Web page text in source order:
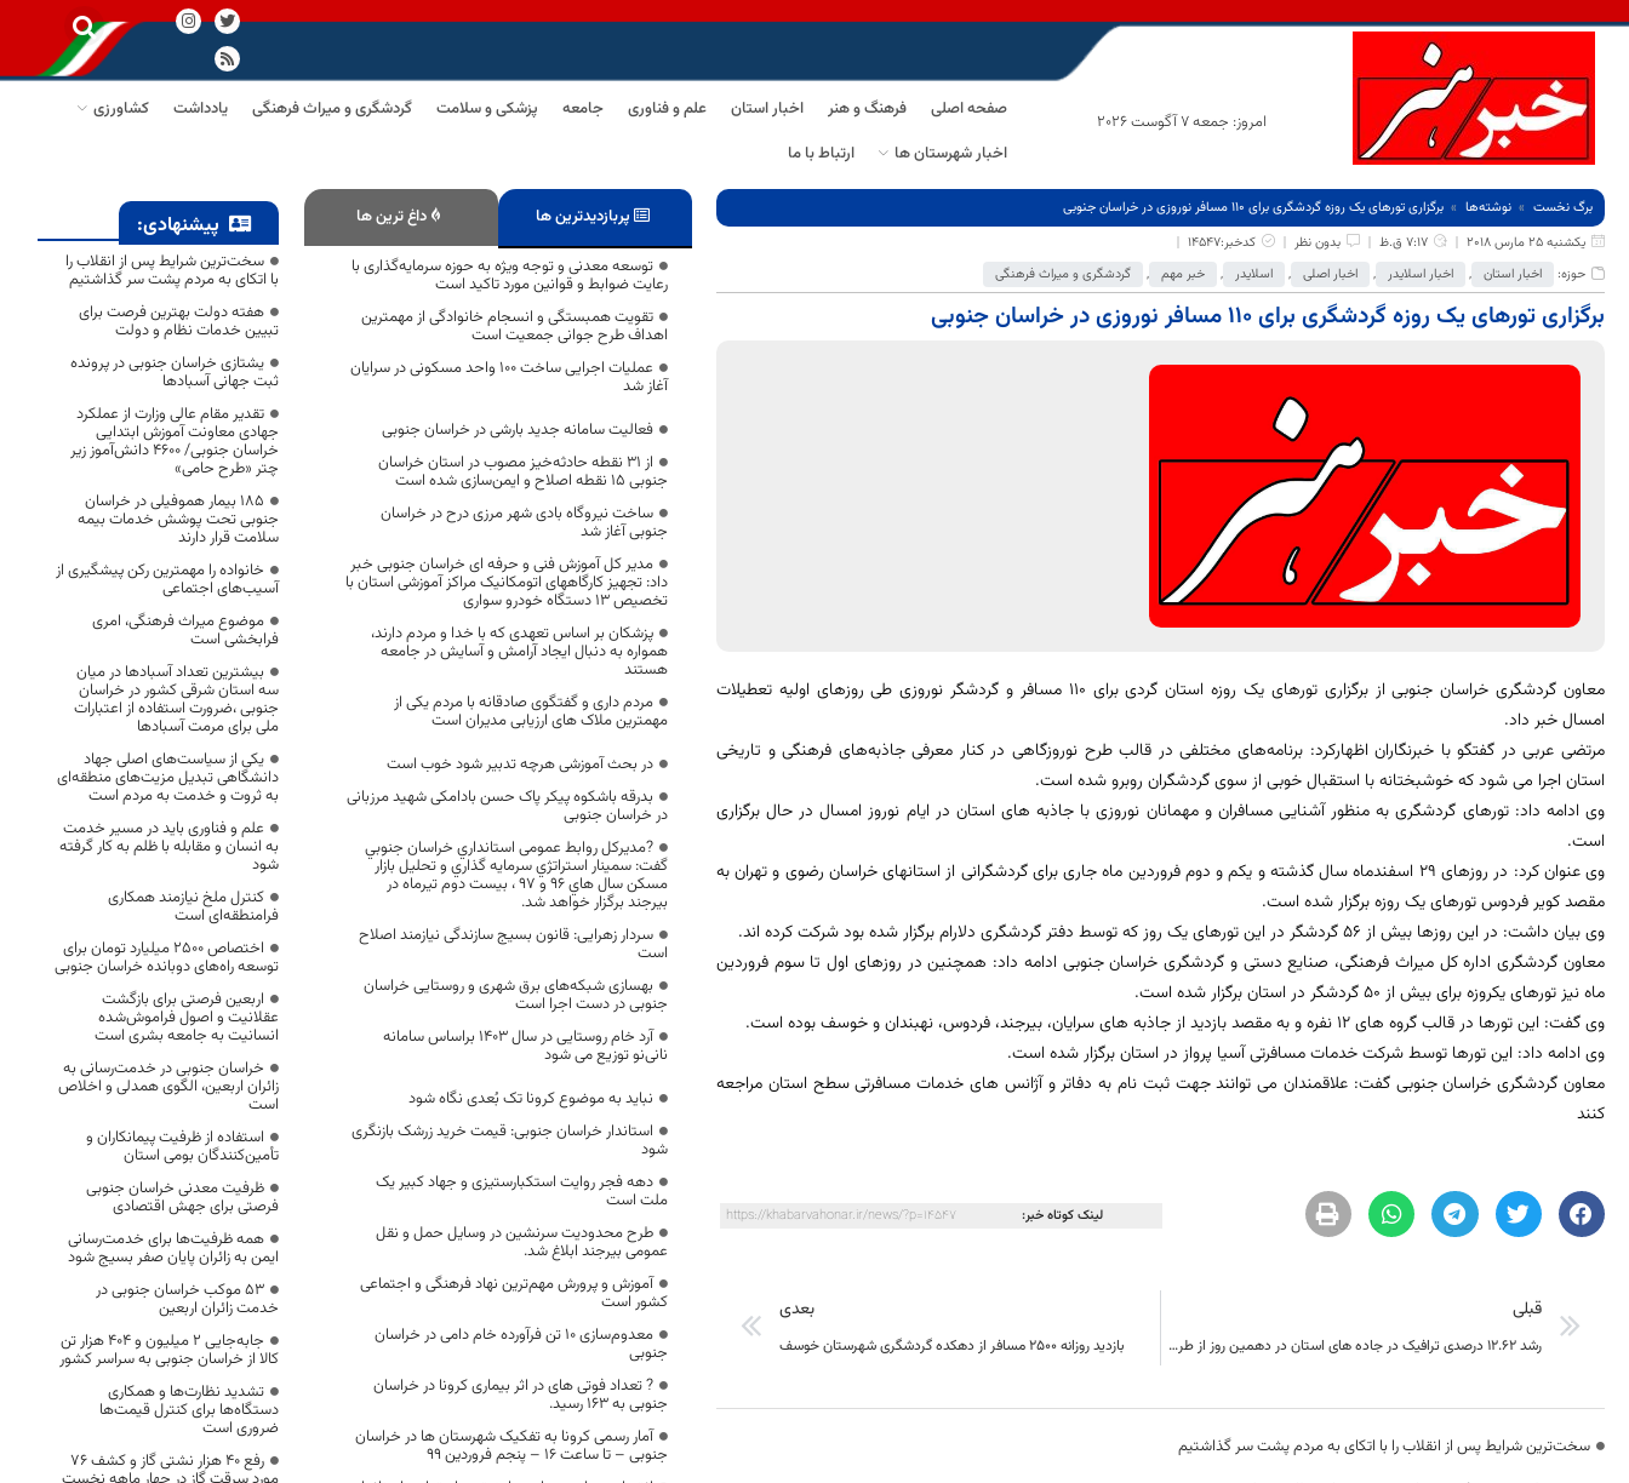
امروز: جمعه 7 آگوست 2026
صفحه اصلی فرهنگ و هنر اخبار استان علم و فناوری جامعه پزشکی و سلامت گردشگری و میراث فرهنگی یادداشت
کشاورزی
اخبار شهرستان ها
ارتباط با ما
برگ نخست نوشته‌ها
برگزاری تورهای یک روزه گردشگری برای 110 مسافر نوروزی در خراسان جنوبی
یکشنبه 25 مارس 2018
7:17 ق.ظ بدون نظر
کدخبر:14547
حوزه:
اخبار استان , اخبار اسلایدر , اخبار اصلی , اسلایدر , خبر مهم , گردشگری و میراث فرهنگی
برگزاری تورهای یک روزه گردشگری برای 110 مسافر نوروزی در خراسان جنوبی
معاون گردشگری خراسان جنوبی از برگزاری تورهای یک روزه استان گردی برای 110 مسافر و گردشگر نوروزی طی روزهای اولیه تعطیلات
امسال خبر داد.
مرتضی عربی در گفتگو با خبرنگاران اظهارکرد: برنامه‌های مختلفی در قالب طرح نوروزگاهی در کنار معرفی جاذبه‌های فرهنگی و تاریخی
استان اجرا می شود که خوشبختانه با استقبال خوبی از سوی گردشگران روبرو شده است.
وی ادامه داد: تورهای گردشگری به منظور آشنایی مسافران و مهمانان نوروزی با جاذبه های استان در ایام نوروز امسال در حال برگزاری
است.
وی عنوان کرد: در روزهای 29 اسفندماه سال گذشته و یکم و دوم فروردین ماه جاری برای گردشگرانی از استانهای خراسان رضوی و تهران به
مقصد کویر فردوس تورهای یک روزه برگزار شده است.
وی بیان داشت: در این روزها بیش از 56 گردشگر در این تورهای یک روز که توسط دفتر گردشگری دلارام برگزار شده بود شرکت کرده اند.
معاون گردشگری اداره کل میراث فرهنگی، صنایع دستی و گردشگری خراسان جنوبی ادامه داد: همچنین در روزهای اول تا سوم فروردین
ماه نیز تورهای یکروزه برای بیش از 50 گردشگر در استان برگزار شده است.
وی گفت: این تورها در قالب گروه های 12 نفره و به مقصد بازدید از جاذبه های سرایان، بیرجند، فردوس، نهبندان و خوسف بوده است.
وی ادامه داد: این تورها توسط شرکت خدمات مسافرتی آسیا پرواز در استان برگزار شده است.
معاون گردشگری خراسان جنوبی گفت: علاقمندان می توانند جهت ثبت نام به دفاتر و آژانس های خدمات مسافرتی سطح استان مراجعه
کنند
لینک کوتاه خبر: https://khabarvahonar.ir/news/?p=14547
قبلی
رشد 12.62 درصدی ترافیک در جاده های استان در دهمین روز از طرح نوروزی 97
بعدی
بازدید روزانه ۲۵۰۰ مسافر از دهکده گردشگری شهرستان خوسف
سخت‌ترین شرایط پس از انقلاب را با اتکای به مردم پشت سر گذاشتیم
پربازدیدترین ها داغ ترین ها
توسعه معدنی و توجه ویژه به حوزه سرمایه‌گذاری با
رعایت ضوابط و قوانین مورد تاکید است
تقویت همبستگی و انسجام خانوادگی از مهمترین
اهداف طرح جوانی جمعیت است
عملیات اجرایی ساخت ۱۰۰ واحد مسکونی در سرایان
آغاز شد
فعالیت سامانه جدید بارشی در خراسان جنوبی
از ۳۱ نقطه حادثه‌خیز مصوب در استان خراسان
جنوبی ۱۵ نقطه اصلاح و ایمن‌سازی شده است
ساخت نیروگاه بادی شهر مرزی درح در خراسان
جنوبی آغاز شد
مدیر کل آموزش فنی و حرفه ای خراسان جنوبی خبر
داد: تجهيز کارگاههای اتومکانيک مراکز آموزشی استان با
تخصيص 13 دستگاه خودرو سواری
پزشكان بر اساس تعهدی كه با خدا و مردم دارند،
همواره به دنبال ایجاد آرامش و آسایش در جامعه
هستند
مردم داری و گفتگوی صادقانه با مردم یکی از
مهمترین ملاک های ارزیابی مدیران است
در بحث آموزشی هرچه تدبیر شود خوب است
بدرقه باشکوه پیکر پاک حسن بادامکی شهید مرزبانی
در خراسان جنوبی
?مدیرکل روابط عمومی استانداري خراسان جنوبي
گفت: سمينار استراتژي سرمايه گذاري و تحليل بازار
مسكن سال هاي ۹۶ و ۹۷ ، بيست دوم تيرماه در
بيرجند برگزار خواهد شد.
سردار زهرایی: قانون بسیج سازندگی نیازمند اصلاح
است
بهسازی شبکه‌های برق شهری و روستایی خراسان
جنوبی در دست اجرا است
آرد خام روستایی در سال ۱۴۰۳ براساس سامانه
نانی‌نو توزیع می شود
نباید به موضوع کرونا تک بُعدی نگاه شود
استاندار خراسان جنوبی: قیمت خرید زرشک بازنگری
شود
دهه فجر روایت استکبارستیزی و جهاد کبیر یک
ملت است
طرح محدودیت سرنشین در وسایل حمل و نقل
عمومی بیرجند ابلاغ شد.
آموزش و پرورش مهم‌ترین نهاد فرهنگی و اجتماعی
کشور است
معدوم‌سازی 10 تن فرآورده خام دامی در خراسان
جنوبی
? تعداد فوتی های در اثر بیماری کرونا در خراسان
جنوبی به 163 رسید.
آمار رسمی کرونا به تفکیک شهرستان ها در خراسان
جنوبی – تا ساعت ۱۶ – پنجم فروردین 99
پیشنهادی:
سخت‌ترین شرایط پس از انقلاب را
با اتکای به مردم پشت سر گذاشتیم
هفته دولت بهترین فرصت برای
تبیین خدمات نظام و دولت
یشتازی خراسان جنوبی در پرونده
ثبت جهانی آسبادها
تقدیر مقام عالی وزارت از عملکرد
جهادی معاونت آموزش ابتدایی
خراسان جنوبی/ ۴۶۰۰ دانش‌آموز زیر
چتر «طرح حامی»
۱۸۵ بیمار هموفیلی در خراسان
جنوبی تحت پوشش خدمات بیمه
سلامت قرار دارند
خانواده را مهمترین رکن پیشگیری از
آسیب‌های اجتماعی
موضوع میراث فرهنگی، امری
فرابخشی است
بیشترین تعداد آسبادها در میان
سه استان شرقی کشور در خراسان
جنوبی ،ضرورت استفاده از اعتبارات
ملی برای مرمت آسبادها
یکی از سیاست‌های اصلی جهاد
دانشگاهی تبدیل مزیت‌های منطقه‌ای
به ثروت و خدمت به مردم است
علم و فناوری باید در مسیر خدمت
به انسان و مقابله با ظلم به کار گرفته
شود
کنترل ملخ نیازمند همکاری
فرامنطقه‌ای است
اختصاص 2500 میلیارد تومان برای
توسعه راه‌های دوبانده خراسان جنوبی
اربعین فرصتی برای بازگشت
عقلانیت و اصول فراموش‌شده
انسانیت به جامعه بشری است
خراسان جنوبی در خدمت‌رسانی به
زائران اربعین، الگوی همدلی و اخلاص
است
استفاده از ظرفیت پیمانکاران و
تأمین‌کنندگان بومی استان
ظرفیت معدنی خراسان جنوبی
فرصتی برای جهش اقتصادی
همه ظرفیت‌ها برای خدمت‌رسانی
ایمن به زائران پایان صفر بسیج شود
53 موکب خراسان جنوبی در
خدمت زائران اربعین
جابه‌جایی 2 میلیون و 404 هزار تن
کالا از خراسان جنوبی به سراسر کشور
تشدید نظارت‌ها و همکاری
دستگاه‌ها برای کنترل قیمت‌ها
ضروری است
رفع 40 هزار نشتی گاز و کشف 76